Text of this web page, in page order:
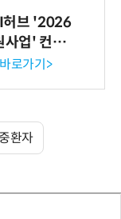
허브 '2026
사업' 컨소
로가기>
중환자